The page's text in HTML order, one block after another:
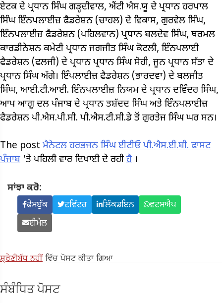
ਏਟਕ ਦੇ ਪ੍ਰਧਾਨ ਸਿੰਘ ਗੜ੍ਹਦੀਵਾਲ, ਐਂਟੀ ਐਸ.ਯੂ ਦੇ ਪ੍ਰਧਾਨ ਹਰਪਾਲ
ਸਿੰਘ ਇੰਨਪਲਾਈਜ਼ ਫੈਡਰੇਸ਼ਨ (ਚਾਹਲ) ਦੇ ਵਿਕਾਸ, ਗੁਰਵੇਲ ਸਿੰਘ,
ਇੰਨਪਲਾਈਜ਼ ਫੈਡਰੇਸ਼ਨ (ਪਹਿਲਵਾਨ) ਪ੍ਰਧਾਨ ਬਲਦੇਵ ਸਿੰਘ, ਥਰਮਲ
ਕਾਰਡੀਨੇਸ਼ਨ ਕਮੇਟੀ ਪ੍ਰਧਾਨ ਜਗਜੀਤ ਸਿੰਘ ਕੋਟਲੀ, ਇੰਨਪਲਾਈ
ਫੈਡਰੇਸ਼ਨ (ਫਲਜੀ) ਦੇ ਪ੍ਰਧਾਨ ਪ੍ਰਧਾਨ ਸਿੰਘ ਸੋਹੀ, ਜੂਨ ਪ੍ਰਧਾਨ ਸੱਤਾ ਦੇ
ਪ੍ਰਧਾਨ ਸਿੰਘ ਅੱਗੇ। ਇੰਪਲਾਈਜ਼ ਫੈਡਰੇਸ਼ਨ (ਭਾਰਦਵਾ) ਦੇ ਬਲਜੀਤ
ਸਿੰਘ, ਆਈ.ਟੀ.ਆਈ. ਇੰਨਪਲਾਈਜ਼ ਨਿਯਮ ਦੇ ਪ੍ਰਧਾਨ ਦਵਿੰਦਰ ਸਿੰਘ,
ਆਪ ਆਗੂ ਦਲ ਪੰਜਾਬ ਦੇ ਪ੍ਰਧਾਨ ਤਸ਼ੱਦਦ ਸਿੰਘ ਅਤੇ ਇੰਨਪਲਾਈਜ਼
ਫੈਡਰੇਸ਼ਨ ਪੀ.ਐਸ.ਪੀ.ਸੀ. ਪੀ.ਐਸ.ਟੀ.ਸੀ.ਡੇ ਤੋਂ ਗੁਰਤੇਜ ਸਿੰਘ ਘਰ ਸਨ।
The post ਮੈਨੇਟਲ ਹਰਭਜਨ ਸਿੰਘ ਈਟੀਓ ਪੀ.ਐਸ.ਈ.ਬੀ.ਫਾਸਟ
ਪੰਜਾਬ 'ਤੇ ਪਹਿਲੀ ਵਾਰ ਦਿਖਾਈ ਦੇ ਰਹੀ ਹੈ ।
ਸਾਂਝਾ ਕਰੋ:
ਫੇਸਬੁੱਕ ਟਵਿੱਟਰ ਲਿੰਕਡਇਨ
ਵਟਸਐਪ
ਈਮੇਲ
ਸ਼੍ਰੇਣੀਬੱਧ ਨਹੀਂਵਿੱਚ ਪੋਸਟ ਕੀਤਾ ਗਿਆ
ਸੰਬੰਧਿਤ ਪੋਸਟ